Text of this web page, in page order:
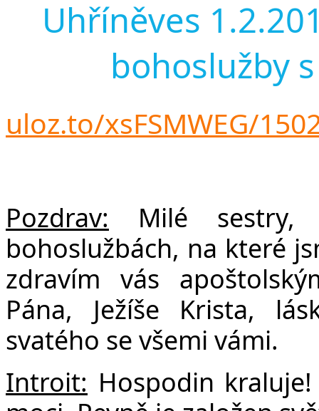
Uhříněves
bohoslužby
uloz.to/xsFSMWEG/
Pozdrav: Milé
bohoslužbách, na které
zdravím vás
Pána, Ježíše Krista,
svatého se všemi vámi.
Introit: Hospodin